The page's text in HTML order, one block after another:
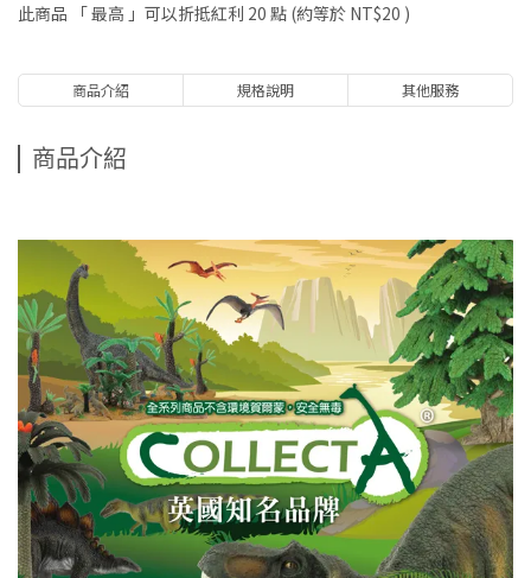
此商品 「 最高 」可以折抵紅利 20 點 (約等於 NT$20 )
商品介紹 規格說明 其他服務
商品介紹